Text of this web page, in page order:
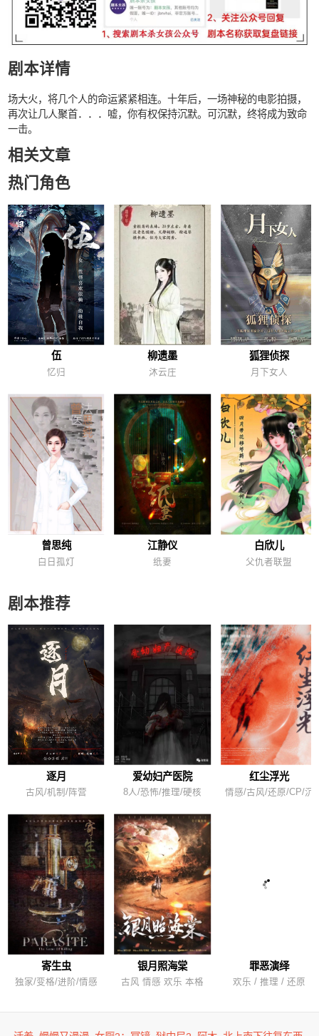
剧本详情
场大火，将几个人的命运紧紧相连。十年后，一场神秘的电影拍摄，
再次让几人聚首．．．嘘，你有权保持沉默。可沉默，终将成为致命
一击。
相关文章
热门角色
伍
忆归
柳遗墨
沐云庄
狐狸侦探
月下女人
曾思纯
白日孤灯
江静仪
纸妻
白欣儿
父仇者联盟
剧本推荐
逐月
古风/机制/阵营
爱幼妇产医院
8人/恐怖/推理/硬核
红尘浮光
情感/古风/还原/CP/沉
寄生虫
独家/变格/进阶/情感
银月照海棠
古风 情感 欢乐 本格
罪恶演绎
欢乐 / 推理 / 还原